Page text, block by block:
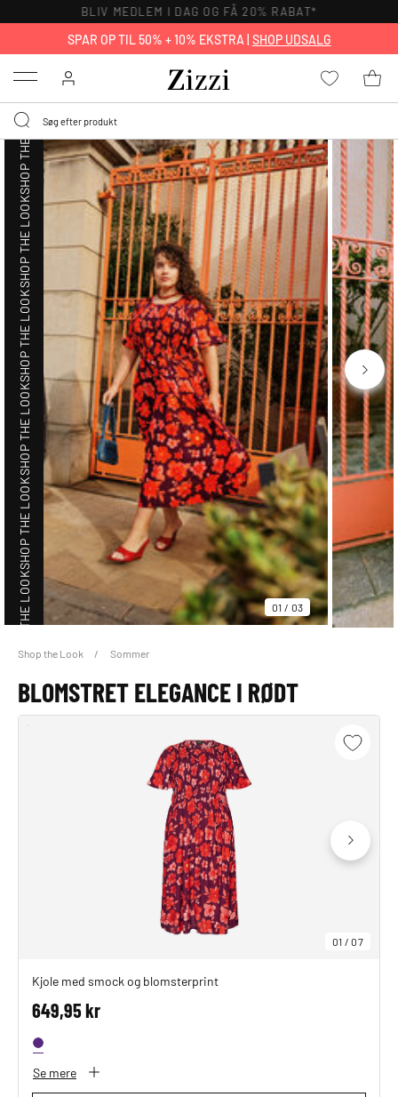
BLIV MEDLEM I DAG OG FÅ 20% RABAT*
SPAR OP TIL 50% + 10% EKSTRA | SHOP UDSALG
Menu
01 / 03
SHOP THE LOOK
SHOP THE LOOK
SHOP THE LOOK
SHOP THE LOOK
SHOP THE LOOK
SHOP THE LOOK
SHOP THE LOOK
SHOP THE LOOK
Shop the Look Sommer
BLOMSTRET ELEGANCE I RØDT
01 /07
Kjole med smock og blomsterprint
649,95 kr
Se mere